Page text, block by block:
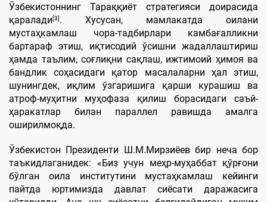
Ўзбекистоннинг Тараққиёт стратегияси доирасида
қаралади[3]. Хусусан, мамлакатда оилани
мустаҳкамлаш чора-тадбирлари камбағалликни
бартараф этиш, иқтисодий ўсишни жадаллаштириш
ҳамда таълим, соғлиқни сақлаш, ижтимоий ҳимоя ва
бандлик соҳасидаги қатор масалаларни ҳал этиш,
шунингдек, иқлим ўзгаришига қарши курашиш ва
атроф-муҳитни муҳофаза қилиш борасидаги саъй-
ҳаракатлар билан параллел равишда амалга
оширилмоқда.
Ўзбекистон Президенти Ш.М.Мирзиёев бир неча бор
таъкидлаганидек: «Биз учун меҳр-муҳаббат қўрғони
бўлган оила институтини мустаҳкамлаш кейинги
пайтда юртимизда давлат сиёсати даражасига